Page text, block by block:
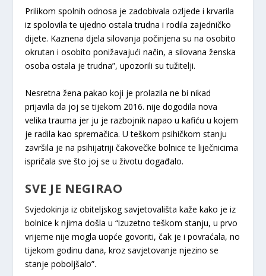
Prilikom spolnih odnosa je zadobivala ozljede i krvarila
iz spolovila te ujedno ostala trudna i rodila zajedničko
dijete. Kaznena djela silovanja počinjena su na osobito
okrutan i osobito ponižavajući način, a silovana ženska
osoba ostala je trudna”, upozorili su tužitelji.
Nesretna žena pakao koji je prolazila ne bi nikad
prijavila da joj se tijekom 2016. nije dogodila nova
velika trauma jer ju je razbojnik napao u kafiću u kojem
je radila kao spremačica. U teškom psihičkom stanju
završila je na psihijatriji čakovečke bolnice te liječnicima
ispričala sve što joj se u životu događalo.
SVE JE NEGIRAO
Svjedokinja iz obiteljskog savjetovališta kaže kako je iz
bolnice k njima došla u “izuzetno teškom stanju, u prvo
vrijeme nije mogla uopće govoriti, čak je i povraćala, no
tijekom godinu dana, kroz savjetovanje njezino se
stanje poboljšalo”.